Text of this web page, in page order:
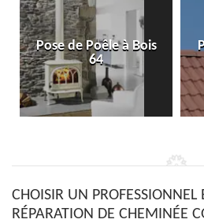
Pose de Poêle à Bois
64
CHOISIR UN PROFESSIONNEL
RÉPARATION DE CHEMINÉE